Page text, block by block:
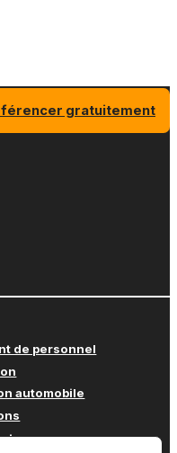
gratuitement
de personnel
automobile